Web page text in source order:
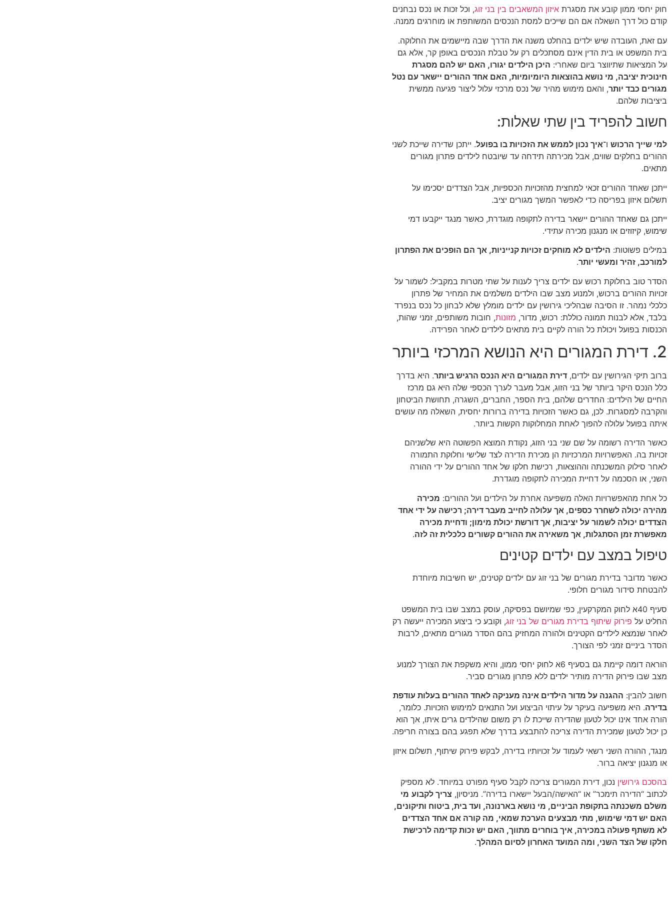
חוק יחסי ממון קובע את מסגרת איזון המשאבים בין בני זוג, וכל זכות או נכס נבחנים
קודם כול דרך השאלה אם הם שייכים למסת הנכסים המשותפת או מוחרגים ממנה.
עם זאת, העובדה שיש ילדים בהחלט משנה את הדרך שבה מיישמים את החלוקה.
בית המשפט או בית הדין אינם מסתכלים רק על טבלת הנכסים באופן קר, אלא גם
על המציאות שתיווצר ביום שאחרי: היכן הילדים יגורו, האם יש להם מסגרת
חינוכית יציבה, מי נושא בהוצאות היומיומיות, האם אחד ההורים יישאר עם נטל
מגורים כבד יותר, והאם מימוש מהיר של נכס מרכזי עלול ליצור פגיעה ממשית
ביציבות שלהם.
חשוב להפריד בין שתי שאלות:
למי שייך הרכוש ו־איך נכון לממש את הזכויות בו בפועל. ייתכן שדירה שייכת לשני
ההורים בחלקים שווים, אבל מכירתה תידחה עד שיובטח לילדים פתרון מגורים
מתאים.
ייתכן שאחד ההורים זכאי למחצית מהזכויות הכספיות, אבל הצדדים יסכימו על
תשלום איזון בפריסה כדי לאפשר המשך מגורים יציב.
ייתכן גם שאחד ההורים יישאר בדירה לתקופה מוגדרת, כאשר מנגד ייקבעו דמי
שימוש, קיזוזים או מנגנון מכירה עתידי.
במילים פשוטות: הילדים לא מוחקים זכויות קנייניות, אך הם הופכים את הפתרון
למורכב, זהיר ומעשי יותר.
הסדר טוב בחלוקת רכוש עם ילדים צריך לענות על שתי מטרות במקביל: לשמור על
זכויות ההורים ברכוש, ולמנוע מצב שבו הילדים משלמים את המחיר של פתרון
כלכלי נמהר. זו הסיבה שבהליכי גירושין עם ילדים מומלץ שלא לבחון כל נכס בנפרד
בלבד, אלא לבנות תמונה כוללת: רכוש, מדור, מזונות, חובות משותפים, זמני שהות,
הכנסות בפועל ויכולת כל הורה לקיים בית מתאים לילדים לאחר הפרידה.
2. דירת המגורים היא הנושא המרכזי ביותר
ברוב תיקי הגירושין עם ילדים, דירת המגורים היא הנכס הרגיש ביותר. היא בדרך
כלל הנכס היקר ביותר של בני הזוג, אבל מעבר לערך הכספי שלה היא גם מרכז
החיים של הילדים: החדרים שלהם, בית הספר, החברים, השגרה, תחושת הביטחון
והקרבה למסגרות. לכן, גם כאשר הזכויות בדירה ברורות יחסית, השאלה מה עושים
איתה בפועל עלולה להפוך לאחת המחלוקות הקשות ביותר.
כאשר הדירה רשומה על שם שני בני הזוג, נקודת המוצא הפשוטה היא שלשניהם
זכויות בה. האפשרויות המרכזיות הן מכירת הדירה לצד שלישי וחלוקת התמורה
לאחר סילוק המשכנתה וההוצאות, רכישת חלקו של אחד ההורים על ידי ההורה
השני, או הסכמה על דחיית המכירה לתקופה מוגדרת.
כל אחת מהאפשרויות האלה משפיעה אחרת על הילדים ועל ההורים: מכירה
מהירה יכולה לשחרר כספים, אך עלולה לחייב מעבר דירה; רכישה על ידי אחד
הצדדים יכולה לשמור על יציבות, אך דורשת יכולת מימון; ודחיית מכירה
מאפשרת זמן הסתגלות, אך משאירה את ההורים קשורים כלכלית זה לזה.
טיפול במצב עם ילדים קטינים
כאשר מדובר בדירת מגורים של בני זוג עם ילדים קטינים, יש חשיבות מיוחדת
להבטחת סידור מגורים חלופי.
סעיף 40א לחוק המקרקעין, כפי שמיושם בפסיקה, עוסק במצב שבו בית המשפט
החליט על פירוק שיתוף בדירת מגורים של בני זוג, וקובע כי ביצוע המכירה ייעשה רק
לאחר שנמצא לילדים הקטינים ולהורה המחזיק בהם הסדר מגורים מתאים, לרבות
הסדר ביניים זמני לפי הצורך.
הוראה דומה קיימת גם בסעיף 6א לחוק יחסי ממון, והיא משקפת את הצורך למנוע
מצב שבו פירוק הדירה מותיר ילדים ללא פתרון מגורים סביר.
חשוב להבין: ההגנה על מדור הילדים אינה מעניקה לאחד ההורים בעלות עודפת
בדירה. היא משפיעה בעיקר על עיתוי הביצוע ועל התנאים למימוש הזכויות. כלומר,
הורה אחד אינו יכול לטעון שהדירה שייכת לו רק משום שהילדים גרים איתו, אך הוא
כן יכול לטעון שמכירת הדירה צריכה להתבצע בדרך שלא תפגע בהם בצורה חריפה.
מנגד, ההורה השני רשאי לעמוד על זכויותיו בדירה, לבקש פירוק שיתוף, תשלום איזון
או מנגנון יציאה ברור.
בהסכם גירושין נכון, דירת המגורים צריכה לקבל סעיף מפורט במיוחד. לא מספיק
לכתוב “הדירה תימכר” או “האישה/הבעל יישארו בדירה”. מניסיון, צריך לקבוע מי
משלם משכנתה בתקופת הביניים, מי נושא בארנונה, ועד בית, ביטוח ותיקונים,
האם יש דמי שימוש, מתי מבצעים הערכת שמאי, מה קורה אם אחד הצדדים
לא משתף פעולה במכירה, איך בוחרים מתווך, האם יש זכות קדימה לרכישת
חלקו של הצד השני, ומה המועד האחרון לסיום המהלך.